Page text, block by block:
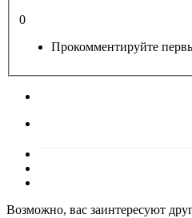
0
Прокомментируйте
Возможно, вас заинтересуют